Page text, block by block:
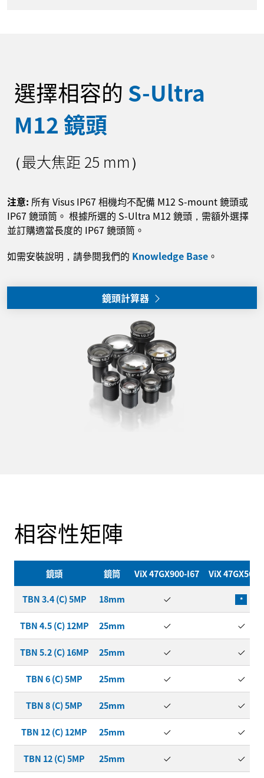
選擇相容的 S-Ultra
M12 鏡頭
（最大焦距 25 mm）
注意: 所有 Visus IP67 相機均不配備 M12 S-mount 鏡頭或
IP67 鏡頭筒。 根據所選的 S-Ultra M12 鏡頭，需額外選擇
並訂購適當長度的 IP67 鏡頭筒。
如需安裝說明，請參閱我們的 Knowledge Base 。
鏡頭計算器
相容性矩陣
鏡頭 鏡筒 ViX 47GX900-I67 ViX
TBN 3.4 (C) 5MP 18mm *
TBN 4.5 (C) 12MP 25mm
TBN 5.2 (C) 16MP 25mm
TBN 6 (C) 5MP 25mm
TBN 8 (C) 5MP 25mm
TBN 12 (C) 12MP 25mm
TBN 12 (C) 5MP 25mm